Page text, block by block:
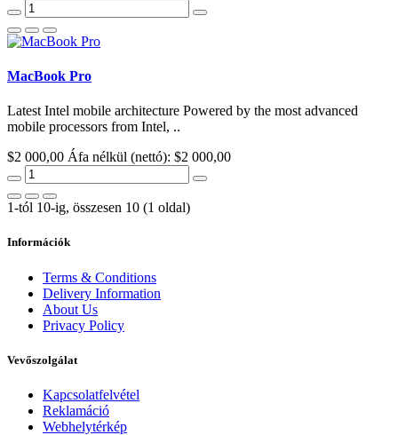
MacBook Pro
Latest Intel mobile architecture Powered by the most advanced
mobile processors from Intel, ..
$2 000,00 Áfa nélkül (nettó): $2 000,00
1-tól 10-ig, összesen 10 (1 oldal)
Információk
Terms & Conditions
Delivery Information
About Us
Privacy Policy
Vevőszolgálat
Kapcsolatfelvétel
Reklamáció
Webhelytérkép